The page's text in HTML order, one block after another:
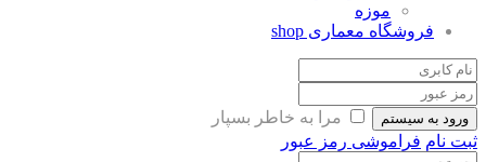
موزه
فروشگاه معماری shop
ورود به سیستم
مرا به خاطر بسپار
ثبت نام فراموشی رمز عبور